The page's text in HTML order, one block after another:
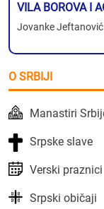
VILA BOROVA I
Jovanke
O SRBIJI
Manastiri
Srpske slave
Verski praznici
Srpski običaji